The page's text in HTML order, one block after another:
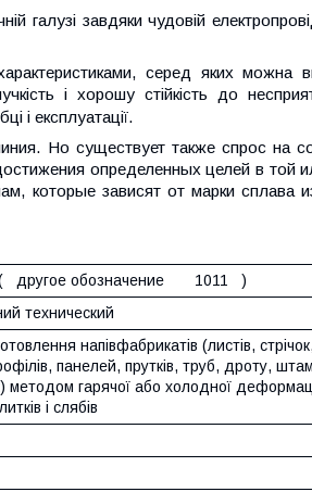
галузі завдяки чудовій
серед яких можна
і хорошу стійкість до
і експлуатації.
Но существует также спрос на
определенных целей в той
которые зависят от марки сплава
обозначение 1011 )
технический
напівфабрикатів (листів,
панелей, прутків, труб, дроту,
методом гарячої або холодної
і слябів